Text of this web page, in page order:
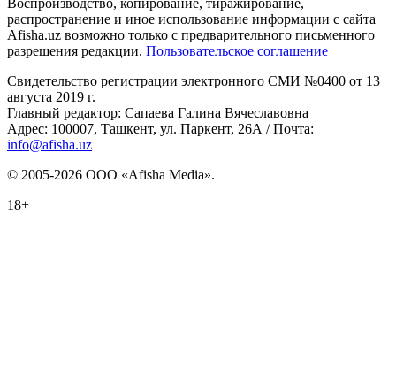
распространение и иное использование информации с сайта
Afisha.uz возможно только с предварительного письменного
разрешения редакции. Пользовательское соглашение
Свидетельство регистрации электронного СМИ №0400 от 13
августа 2019 г.
Главный редактор: Сапаева Галина Вячеславовна
Адрес: 100007, Ташкент, ул. Паркент, 26А / Почта:
info@afisha.uz
© 2005-2026 ООО «Afisha Media».
18+